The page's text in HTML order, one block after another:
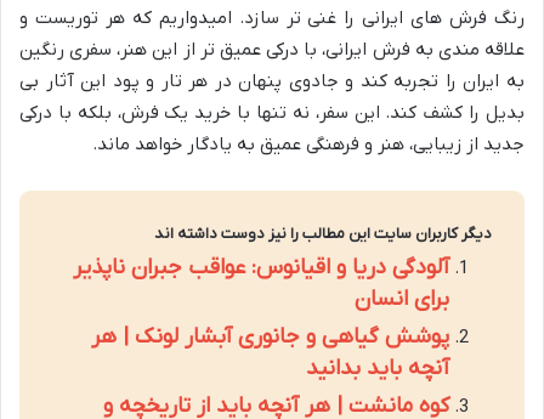
رنگ فرش های ایرانی را غنی تر سازد. امیدواریم که هر توریست و
علاقه مندی به فرش ایرانی، با درکی عمیق تر از این هنر، سفری رنگین
به ایران را تجربه کند و جادوی پنهان در هر تار و پود این آثار بی
بدیل را کشف کند. این سفر، نه تنها با خرید یک فرش، بلکه با درکی
جدید از زیبایی، هنر و فرهنگی عمیق به یادگار خواهد ماند.
دیگر کاربران سایت این مطالب را نیز دوست داشته اند
آلودگی دریا و اقیانوس: عواقب جبران ناپذیر
برای انسان
پوشش گیاهی و جانوری آبشار لونک | هر
آنچه باید بدانید
کوه مانشت | هر آنچه باید از تاریخچه و